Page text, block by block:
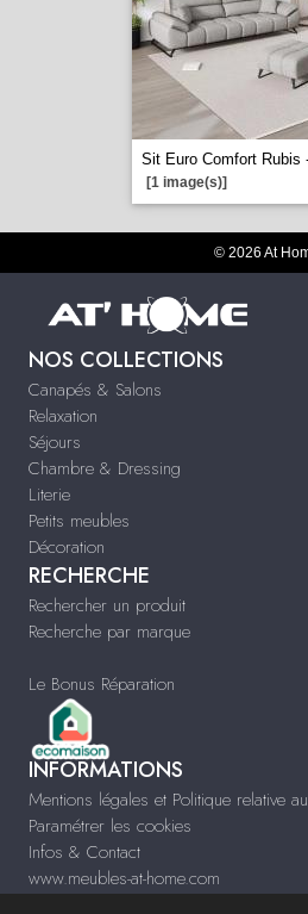
Sit Euro Comfort Rubis
[1 image(s)]
© 2026 At
NOS COLLECTIONS
Canapés & Salons
Relaxation
Séjours
Chambre & Dressing
Literie
Petits meubles
Décoration
RECHERCHE
Rechercher un produit
Recherche par marque
Le Bonus Réparation
INFORMATIONS
Mentions légales et Politique relative
Paramétrer les cookies
Infos & Contact
www.meubles-at-home.com